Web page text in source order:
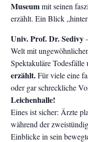
Museummit seinen
erzählt. Ein Blick
Univ.Prof. Dr. Sedivy
Welt mit
Spektakuläre
erzählt.Für viele eine
oder gar schreckliche
Leichenhalle!
Eines ist sicher: Ärzte
während der
Einblicke in sein